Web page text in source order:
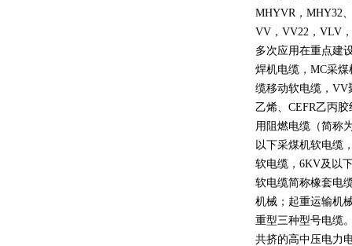
MHYVR， MHY32
VV ， VV22 ， VLV ，
多次应用在重点建
焊机电缆， MC采煤
缆移动软电缆， VV
乙烯、 CEFR乙丙胶
用阻燃电缆（简称
以下采煤机软电缆
软电缆， 6KV及以
软电缆简称橡套电
机械；起重运输机
重型三种型号电缆
共挤的高中压电力